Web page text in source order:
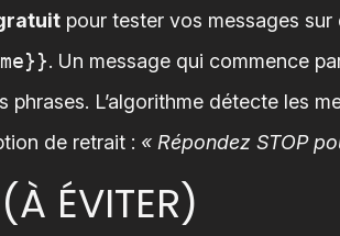
pour tester vos messages
. Un message qui commence
phrases. L’algorithme détecte les
de retrait : « Répondez STOP
ÉVITER)